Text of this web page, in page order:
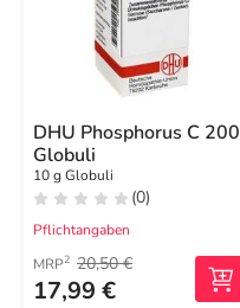
DHU Phosphorus C 200
Globuli
10 g Globuli
(0)
Pflichtangaben
MRP2 20,50 €
17,99 €